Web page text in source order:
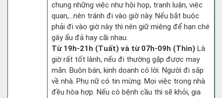
chung những việc như hội họp, tranh luận, việc
quan,…nên tránh đi vào giờ này. Nếu bắt buộc
phải đi vào giờ này thì nên giữ miệng để hạn ché
gây ẩu đả hay cãi nhau.
Từ 19h-21h (Tuất) và từ 07h-09h (Thìn) Là
giờ rất tốt lành, nếu đi thường gặp được may
mắn. Buôn bán, kinh doanh có lời. Người đi sắp
về nhà. Phụ nữ có tin mừng. Mọi việc trong nhà
đều hòa hợp. Nếu có bệnh cầu thì sẽ khỏi, gia